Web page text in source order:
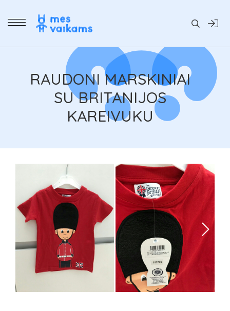
Daiktai
RAUDONI MARSKINIAI
SU BRITANIJOS
KAREIVUKU